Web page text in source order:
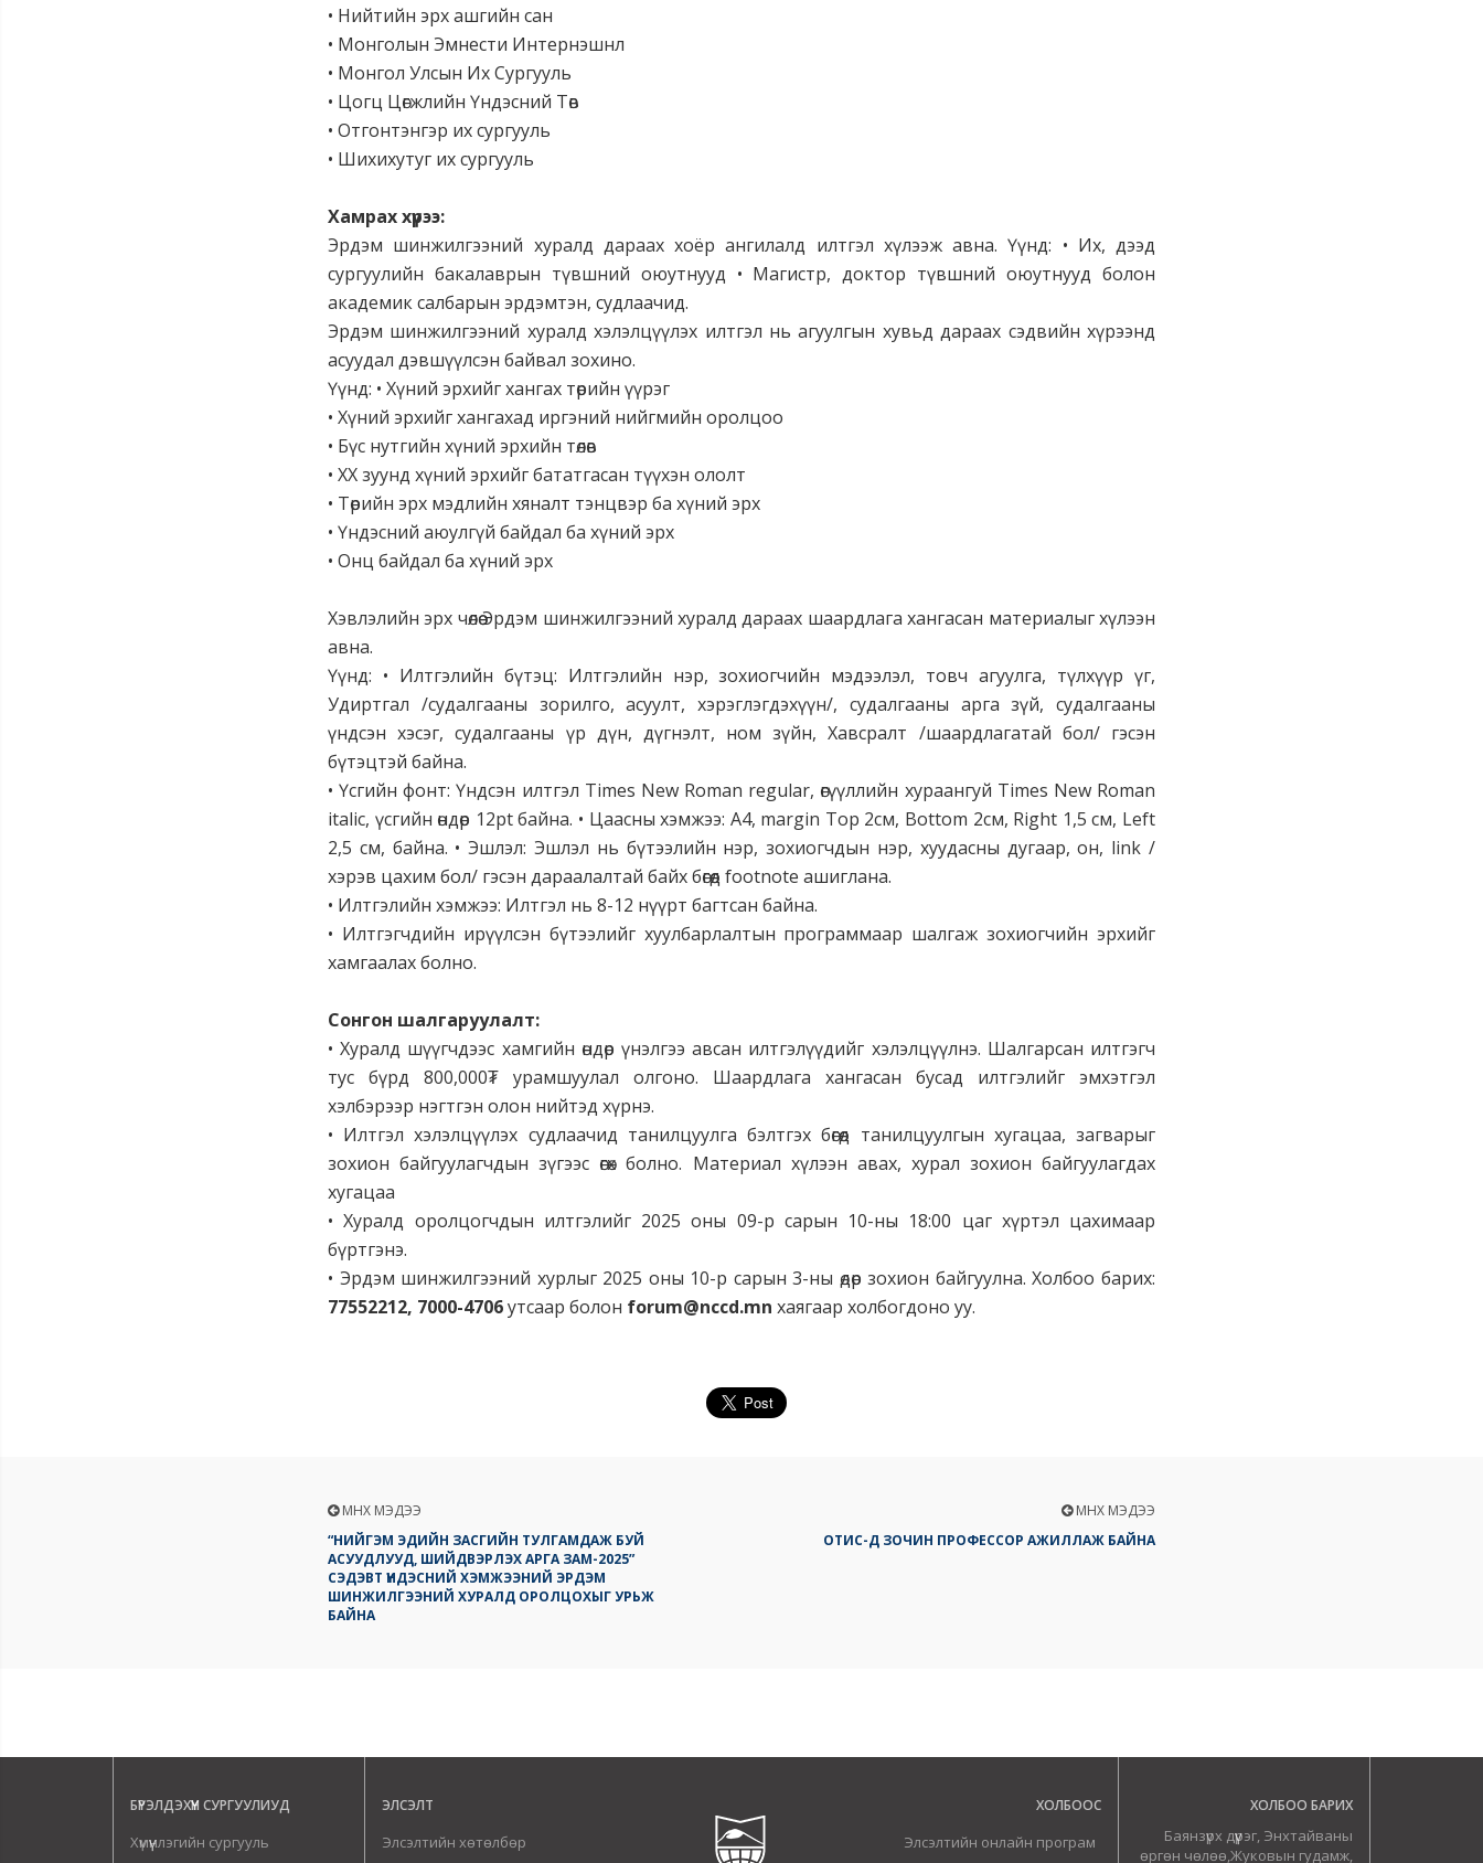
• Нийтийн эрх ашгийн сан
• Монголын Эмнести Интернэшнл
• Монгол Улсын Их Сургууль
• Цогц Цөгжлийн Үндэсний Төв
• Отгонтэнгэр их сургууль
• Шихихутуг их сургууль
Хамрах хүрээ:
Эрдэм шинжилгээний хуралд дараах хоёр ангилалд илтгэл хүлээж авна. Үүнд: • Их, дээд
сургуулийн бакалаврын түвшний оюутнууд • Магистр, доктор түвшний оюутнууд болон
академик салбарын эрдэмтэн, судлаачид.
Эрдэм шинжилгээний хуралд хэлэлцүүлэх илтгэл нь агуулгын хувьд дараах сэдвийн хүрээнд
асуудал дэвшүүлсэн байвал зохино.
Үүнд: • Хүний эрхийг хангах төрийн үүрэг
• Хүний эрхийг хангахад иргэний нийгмийн оролцоо
• Бүс нутгийн хүний эрхийн төлөв
• ХХ зуунд хүний эрхийг бататгасан түүхэн ололт
• Төрийн эрх мэдлийн хяналт тэнцвэр ба хүний эрх
• Үндэсний аюулгүй байдал ба хүний эрх
• Онц байдал ба хүний эрх
Хэвлэлийн эрх чөлөө Эрдэм шинжилгээний хуралд дараах шаардлага хангасан материалыг хүлээн
авна.
Үүнд: • Илтгэлийн бүтэц: Илтгэлийн нэр, зохиогчийн мэдээлэл, товч агуулга, түлхүүр үг,
Удиртгал /судалгааны зорилго, асуулт, хэрэглэгдэхүүн/, судалгааны арга зүй, судалгааны
үндсэн хэсэг, судалгааны үр дүн, дүгнэлт, ном зүйн, Хавсралт /шаардлагатай бол/ гэсэн
бүтэцтэй байна.
• Үсгийн фонт: Үндсэн илтгэл Times New Roman regular, өгүүллийн хураангуй Times New Roman
italic, үсгийн өндөр 12pt байна. • Цаасны хэмжээ: A4, margin Top 2см, Bottom 2см, Right 1,5 см, Left
2,5 см, байна. • Эшлэл: Эшлэл нь бүтээлийн нэр, зохиогчдын нэр, хуудасны дугаар, он, link /
хэрэв цахим бол/ гэсэн дараалалтай байх бөгөөд footnote ашиглана.
• Илтгэлийн хэмжээ: Илтгэл нь 8-12 нүүрт багтсан байна.
• Илтгэгчдийн ирүүлсэн бүтээлийг хуулбарлалтын программаар шалгаж зохиогчийн эрхийг
хамгаалах болно.
Сонгон шалгаруулалт:
• Хуралд шүүгчдээс хамгийн өндөр үнэлгээ авсан илтгэлүүдийг хэлэлцүүлнэ. Шалгарсан илтгэгч
тус бүрд 800,000₮ урамшуулал олгоно. Шаардлага хангасан бусад илтгэлийг эмхэтгэл
хэлбэрээр нэгтгэн олон нийтэд хүрнэ.
• Илтгэл хэлэлцүүлэх судлаачид танилцуулга бэлтгэх бөгөөд танилцуулгын хугацаа, загварыг
зохион байгуулагчдын зүгээс өгөх болно. Материал хүлээн авах, хурал зохион байгуулагдах
хугацаа
• Хуралд оролцогчдын илтгэлийг 2025 оны 09-р сарын 10-ны 18:00 цаг хүртэл цахимаар
бүртгэнэ.
• Эрдэм шинжилгээний хурлыг 2025 оны 10-р сарын 3-ны өдөр зохион байгуулна. Холбоо барих:
77552212, 7000-4706утсаар болон forum@nccd.mn хаягаар холбогдоно уу.
ӨМНӨХ МЭДЭЭ
“НИЙГЭМ ЭДИЙН ЗАСГИЙН ТУЛГАМДАЖ БУЙ
АСУУДЛУУД, ШИЙДВЭРЛЭХ АРГА ЗАМ-2025”
СЭДЭВТ ҮНДЭСНИЙ ХЭМЖЭЭНИЙ ЭРДЭМ
ШИНЖИЛГЭЭНИЙ ХУРАЛД ОРОЛЦОХЫГ УРЬЖ
БАЙНА
ӨМНӨХ МЭДЭЭ
ОТИС-Д ЗОЧИН ПРОФЕССОР АЖИЛЛАЖ БАЙНА
БҮРЭЛДЭХҮҮН СУРГУУЛИУД
Хүмүүнлэгийн сургууль
ЭЛСЭЛТ
Элсэлтийн хөтөлбөр
ХОЛБООС
Элсэлтийн онлайн програм
ХОЛБОО БАРИХ
Баянзүрх дүүрэг, Энхтайваны
өргөн чөлөө,Жуковын гудамж,